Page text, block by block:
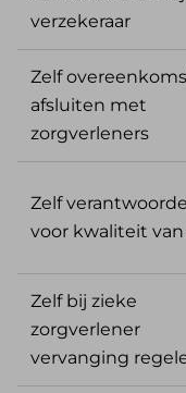
verzekeraar
Zelf
afsluiten met
zorgverleners
Zelf
voor kwaliteit van
Zelf bij zieke
zorgverlener
vervanging